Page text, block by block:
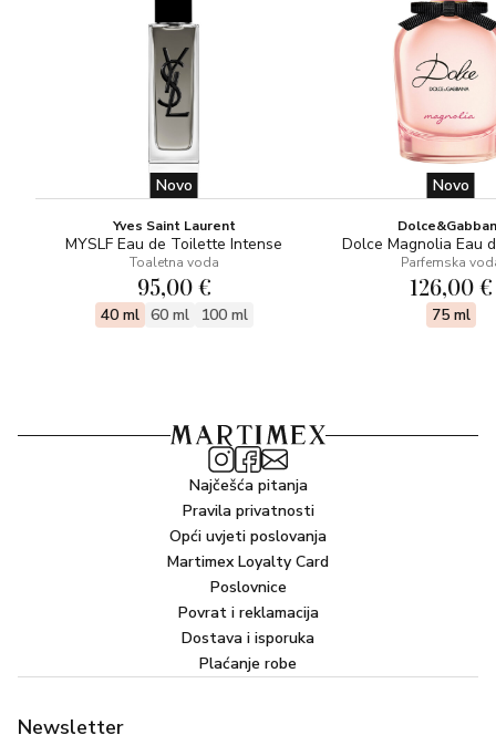
Novo
Yves Saint Laurent
MYSLF Eau de Toilette Intense
Toaletna voda
95,00 €
40 ml 60 ml 100 ml
Novo
Dolce Magnolia Eau
Parfemska
126,00 €
75 ml
Najčešća pitanja
Pravila privatnosti
Opći uvjeti poslovanja
Martimex Loyalty Card
Poslovnice
Povrat i reklamacija
Dostava i isporuka
Plaćanje robe
Newsletter